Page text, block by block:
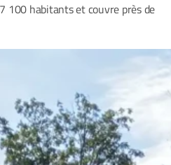
100 habitants et couvre près de